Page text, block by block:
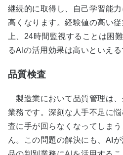
継続的に取得し、自己学習能
高くなります。経験値の高い
上、24時間監視することは困
るAIの活用効果は高いといえる
品質検査
製造業において品質管理は
業務です。深刻な人手不足に
査に手が回らなくなってしま
ん。この問題の解決にも、AI